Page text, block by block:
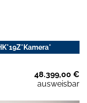
48.399,00 €
ausweisbar